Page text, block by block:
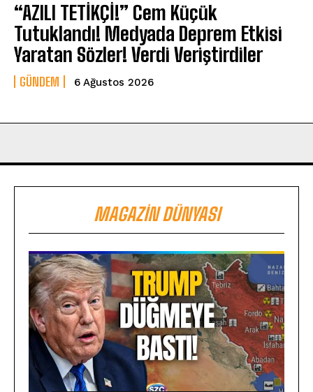
“AZILI TETİKÇİ!” Cem Küçük
Tutuklandı! Medyada Deprem Etkisi
Yaratan Sözler! Verdi Veriştirdiler
GÜNDEM 6 Ağustos 2026
MAGAZIN DÜNYASI